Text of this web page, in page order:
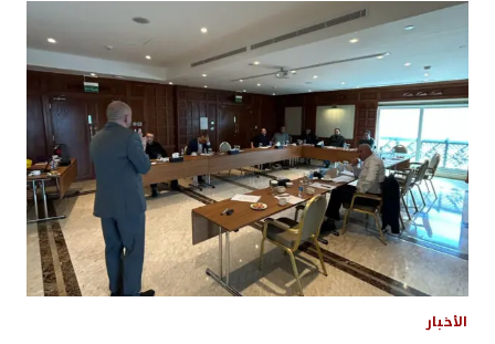
التربية
المستجيبة
للنوع
الاجتماعي
الأخبار